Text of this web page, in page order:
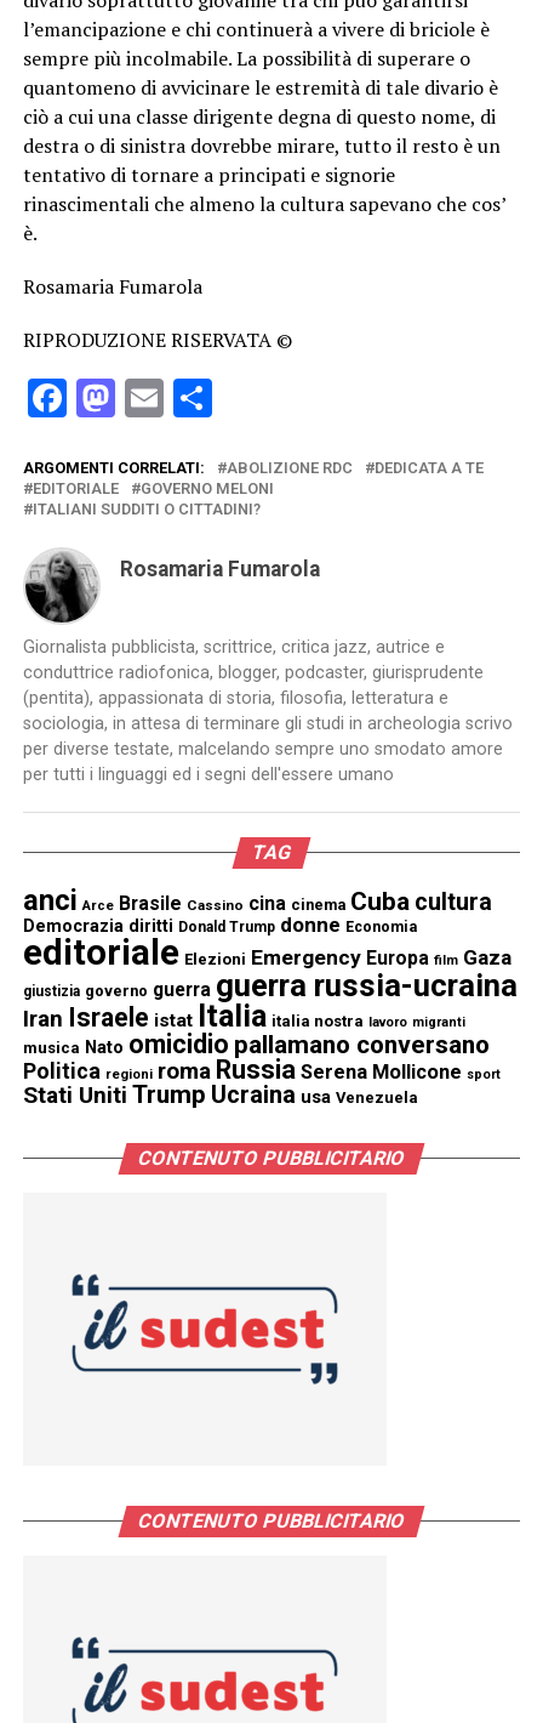
l’emancipazione e chi continuerà a vivere di briciole è
sempre più incolmabile. La possibilità di superare o
quantomeno di avvicinare le estremità di tale divario è
ciò a cui una classe dirigente degna di questo nome, di
destra o di sinistra dovrebbe mirare, tutto il resto è un
tentativo di tornare a principati e signorie
rinascimentali che almeno la cultura sapevano che cos’
è.
Rosamaria Fumarola
RIPRODUZIONE RISERVATA ©
Facebook
Mastodon
EmailCondividi
ARGOMENTI CORRELATI: ABOLIZIONE RDC
DEDICATA A TE
EDITORIALE
GOVERNO MELONI
ITALIANI SUDDITI O CITTADINI?
Rosamaria Fumarola
Giornalista pubblicista, scrittrice, critica jazz, autrice e
conduttrice radiofonica, blogger, podcaster, giurisprudente
(pentita), appassionata di storia, filosofia, letteratura e
sociologia, in attesa di terminare gli studi in archeologia scrivo
per diverse testate, malcelando sempre uno smodato amore
per tutti i linguaggi ed i segni dell'essere umano
TAG
anci Arce Brasile Cassino cina cinema Cuba cultura
Democrazia diritti Donald Trump donne Economia
editoriale Elezioni Emergency Europa film Gaza
giustizia governo guerra guerra russia-ucraina
Iran Israele istat Italia italia nostra lavoro migranti
musica Nato omicidio pallamano conversano
Politica regioni roma Russia Serena Mollicone sport
Stati Uniti Trump Ucraina usa Venezuela
CONTENUTO PUBBLICITARIO
CONTENUTO PUBBLICITARIO